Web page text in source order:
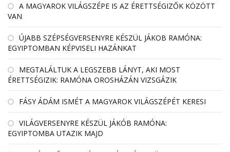
A MAGYAROK VILÁGSZÉPE IS AZ ÉRETTSÉGIZŐK KÖZÖTT
VAN
ÚJABB SZÉPSÉGVERSENYRE KÉSZÜL JÁKOB RAMÓNA:
EGYIPTOMBAN KÉPVISELI HAZÁNKAT
MEGTALÁLTUK A LEGSZEBB LÁNYT, AKI MOST
ÉRETTSÉGIZIK: RAMÓNA OROSHÁZÁN VIZSGÁZIK
FÁSY ÁDÁM ISMÉT A MAGYAROK VILÁGSZÉPÉT KERESI
VILÁGVERSENYRE KÉSZÜL JÁKÓB RAMÓNA:
EGYIPTOMBA UTAZIK MAJD